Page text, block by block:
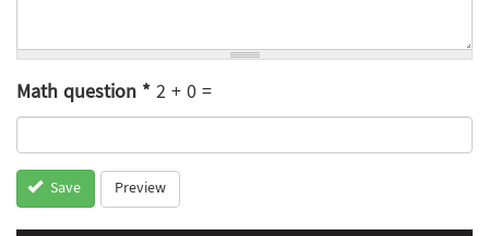
Math question*2 + 0 =
Save Preview